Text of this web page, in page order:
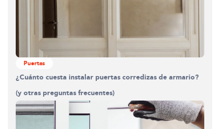
Puertas
¿Cuánto cuesta instalar puertas corredizas de armario?
(y otras preguntas frecuentes)Construyendo el
0%